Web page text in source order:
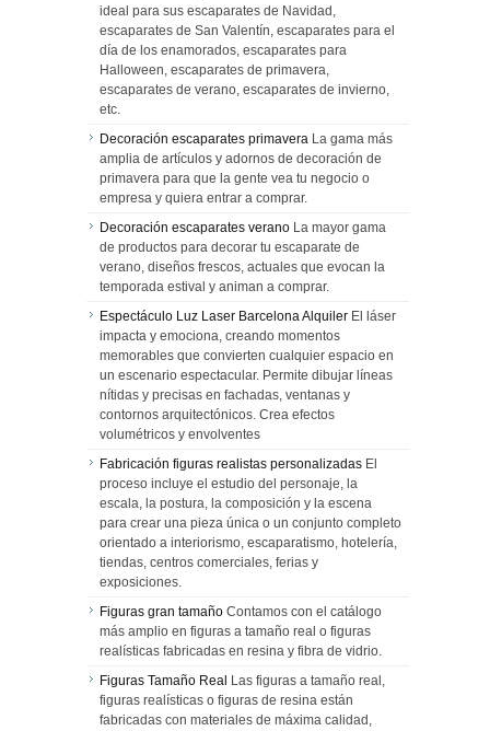
ideal para sus escaparates de Navidad,
escaparates de San Valentín, escaparates para el
día de los enamorados, escaparates para
Halloween, escaparates de primavera,
escaparates de verano, escaparates de invierno,
etc.
Decoración escaparates primavera La gama más
amplia de artículos y adornos de decoración de
primavera para que la gente vea tu negocio o
empresa y quiera entrar a comprar.
Decoración escaparates verano La mayor gama
de productos para decorar tu escaparate de
verano, diseños frescos, actuales que evocan la
temporada estival y animan a comprar.
Espectáculo Luz Laser Barcelona Alquiler El láser
impacta y emociona, creando momentos
memorables que convierten cualquier espacio en
un escenario espectacular. Permite dibujar líneas
nítidas y precisas en fachadas, ventanas y
contornos arquitectónicos. Crea efectos
volumétricos y envolventes
Fabricación figuras realistas personalizadas El
proceso incluye el estudio del personaje, la
escala, la postura, la composición y la escena
para crear una pieza única o un conjunto completo
orientado a interiorismo, escaparatismo, hotelería,
tiendas, centros comerciales, ferias y
exposiciones.
Figuras gran tamaño Contamos con el catálogo
más amplio en figuras a tamaño real o figuras
realísticas fabricadas en resina y fibra de vidrio.
Figuras Tamaño Real Las figuras a tamaño real,
figuras realísticas o figuras de resina están
fabricadas con materiales de máxima calidad,